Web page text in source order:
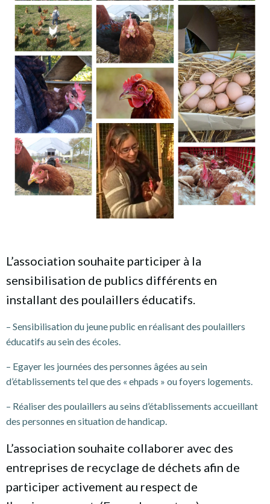
L’association souhaite participer à la
sensibilisation de publics différents en
installant des poulaillers éducatifs.
– Sensibilisation du jeune public en réalisant des poulaillers
éducatifs au sein des écoles.
– Egayer les journées des personnes âgées au sein
d’établissements tel que des « ehpads » ou foyers logements.
– Réaliser des poulaillers au seins d’établissements accueillant
des personnes en situation de handicap.
L’association souhaite collaborer avec des
entreprises de recyclage de déchets afin de
participer activement au respect de